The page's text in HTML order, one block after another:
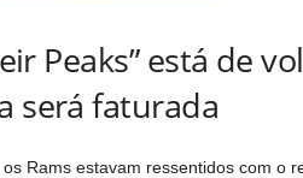
Peaks” está de
será faturada
Rams estavam ressentidos com o